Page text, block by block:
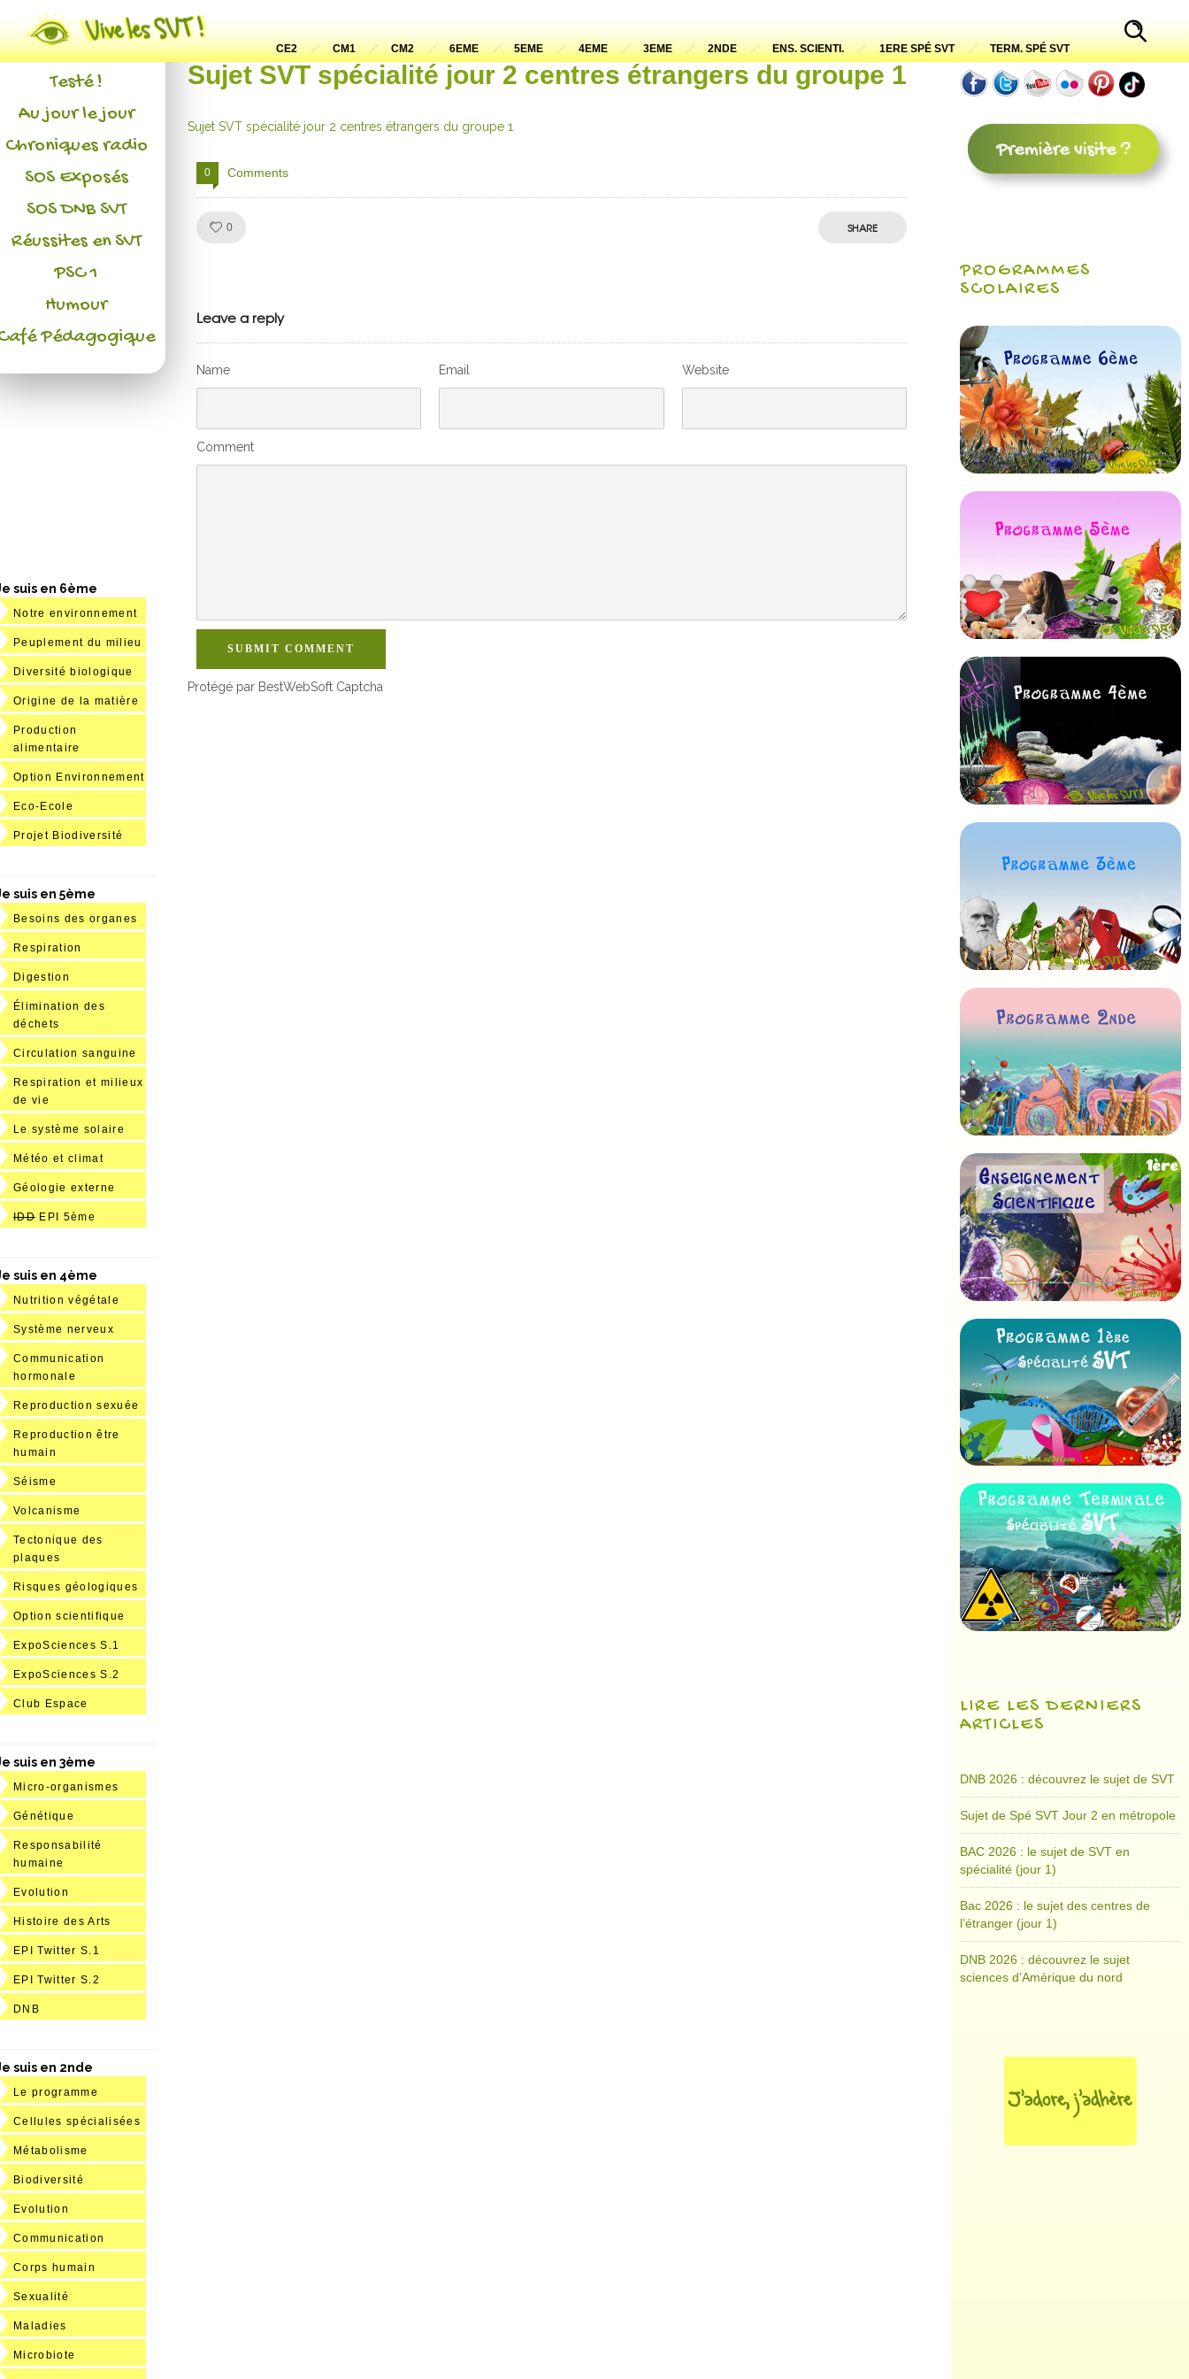
CE2 CM1 CM2 6EME 5EME 4EME 3EME 2NDE ENS. SCIENTI. 1ERE SPÉ SVT TERM. SPÉ SVT
Sujet SVT spécialité jour 2 centres étrangers du groupe 1
Sujet SVT spécialité jour 2 centres étrangers du groupe 1
0 Comments
0 SHARE
Leave a reply
Name Email Website
Comment
SUBMIT COMMENT
Protégé par BestWebSoft Captcha
Actualités
L'association
Testé !
Au jour le jour
Chroniques radio
SOS Exposés
SOS DNB SVT
Réussites en SVT
PSC 1
Humour
Pédagogique
suis en 6ème
Notre environnement
Peuplement du milieu
Diversité biologique
Origine de la matière
Production
alimentaire
Option Environnement
Eco-Ecole
Projet Biodiversité
suis en 5ème
Besoins des organes
Respiration
Digestion
Élimination des
déchets
Circulation sanguine
Respiration et milieux
de vie
Le système solaire
Météo et climat
Géologie externe
IDD EPI 5ème
suis en 4ème
Nutrition végétale
Système nerveux
Communication
hormonale
Reproduction sexuée
Reproduction être
humain
Séisme
Volcanisme
Tectonique des
plaques
Risques géologiques
Option scientifique
ExpoSciences S.1
ExpoSciences S.2
Club Espace
suis en 3ème
Micro-organismes
Génétique
Responsabilité
humaine
Evolution
Histoire des Arts
EPI Twitter S.1
EPI Twitter S.2
DNB
suis en 2nde
Le programme
Cellules spécialisées
Métabolisme
Biodiversité
Evolution
Communication
Corps humain
Sexualité
Maladies
Microbiote
PROGRAMMES
SCOLAIRES
LIRE LES DERNIERS
ARTICLES
DNB 2026 : découvrez le sujet de SVT
Sujet de Spé SVT Jour 2 en métropole
BAC 2026 : le sujet de SVT en
spécialité (jour 1)
Bac 2026 : le sujet des centres de
l’étranger (jour 1)
DNB 2026 : découvrez le sujet
sciences d’Amérique du nord